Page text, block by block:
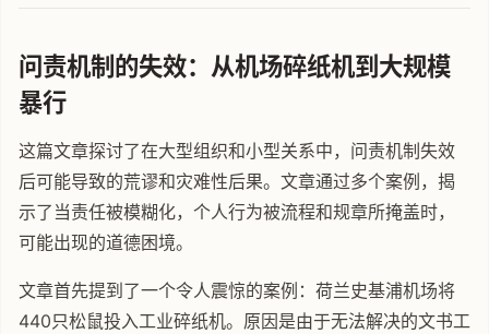
问责机制的失效：从机场碎纸机到大规模
暴行
这篇文章探讨了在大型组织和小型关系中，问责机制失效
后可能导致的荒谬和灾难性后果。文章通过多个案例，揭
示了当责任被模糊化，个人行为被流程和规章所掩盖时，
可能出现的道德困境。
文章首先提到了一个令人震惊的案例：荷兰史基浦机场将
440只松鼠投入工业碎纸机。原因是由于无法解决的文书工